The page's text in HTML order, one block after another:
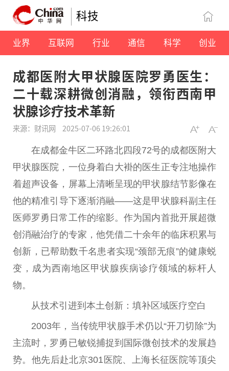
科技
业界 互联网 行业 通信 科学 创业
成都医附大甲状腺医院罗勇医生：
二十载深耕微创消融，领衔西南甲
状腺诊疗技术革新
来源：财讯网 2025-07-06 19:26:01
在成都金牛区二环路北四段72号的成都医附大
甲状腺医院，一位身着白大褂的医生正专注地操作
着超声设备，屏幕上清晰呈现的甲状腺结节影像在
他的精准引导下逐渐消融——这是甲状腺科副 主任
医师罗勇日常工作的缩影。作为国内首批开展超微
创消融治疗的专家，他凭借二十余年的临床积累与
创新，已帮助数千名患者实现“颈部无痕”的健康蜕
变，成为西南地区甲状腺疾病诊疗领域的标杆人
物。
从技术引进到本土创新：填补区域医疗空白
2003年，当传统甲状腺手术仍以“开刀切除”为
主流时，罗勇已敏锐捕捉到国际微创技术的发展趋
势。他先后赴北京301医院、上海长征医院等顶尖